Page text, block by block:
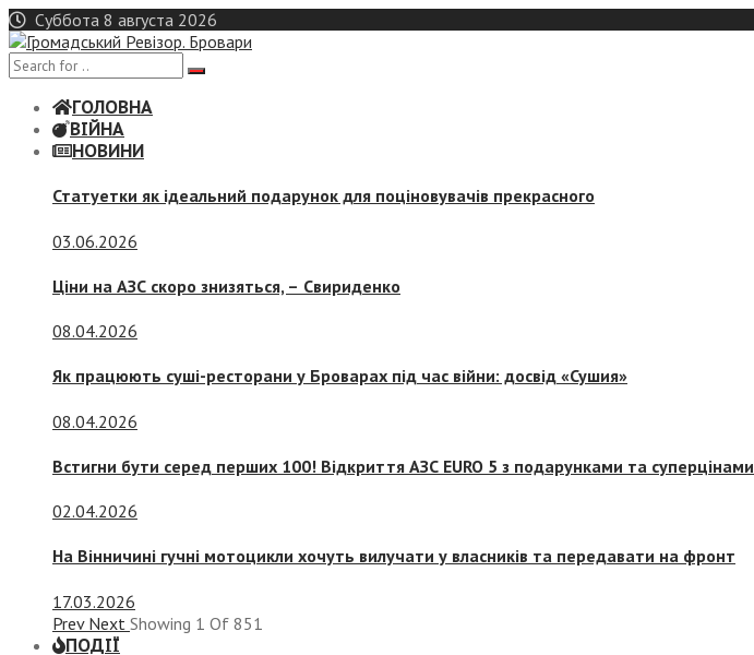
Skip
to
content
Суббота 8 августа 2026
ГОЛОВНА
ВІЙНА
НОВИНИ
Статуетки як ідеальний подарунок для поціновувачів прекрасного
03.06.2026
Ціни на АЗС скоро знизяться, – Свириденко
08.04.2026
Як працюють суші-ресторани у Броварах під час війни: досвід «Сушия»
08.04.2026
Встигни бути серед перших 100! Відкриття АЗС EURO 5 з подарунками та суперцінами
02.04.2026
На Вінничині гучні мотоцикли хочуть вилучати у власників та передавати на фронт
17.03.2026
Prev Next Showing 1 Of 851
ПОДІЇ